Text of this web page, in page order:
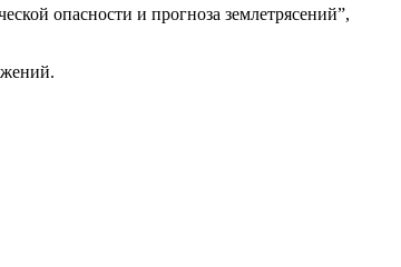
опасности и прогноза землетрясений”,